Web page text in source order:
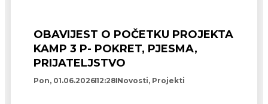
OBAVIJEST O POČETKU PROJEKTA
KAMP 3 P- POKRET, PJESMA,
PRIJATELJSTVO
Pon, 01.06.202612:28 Novosti, Projekti